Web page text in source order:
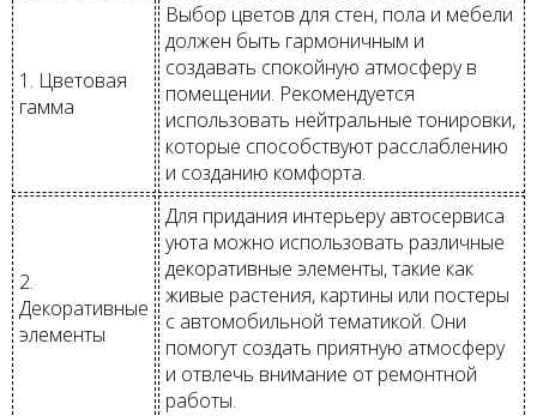
1. Цветовая
гамма
Выбор цветов для стен, пола и мебели
должен быть гармоничным и
создавать спокойную атмосферу в
помещении. Рекомендуется
использовать нейтральные тонировки,
которые способствуют расслаблению
и созданию комфорта.
2.
Декоративные
элементы
Для придания интерьеру автосервиса
уюта можно использовать различные
декоративные элементы, такие как
живые растения, картины или постеры
с автомобильной тематикой. Они
помогут создать приятную атмосферу
и отвлечь внимание от ремонтной
работы.